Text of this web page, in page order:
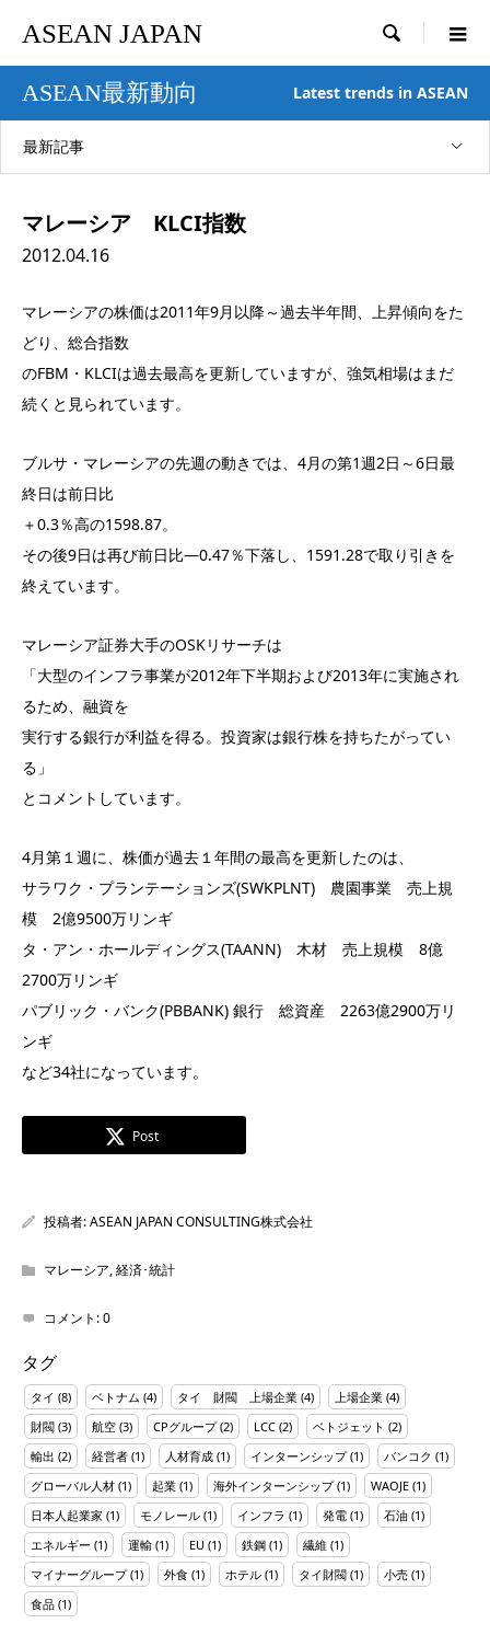
ASEAN JAPAN 
ASEAN最新動向 Latest trends in ASEAN
最新記事
マレーシア KLCI指数
2012.04.16
マレーシアの株価は2011年9月以降～過去半年間、上昇傾向をた
どり、総合指数
のFBM・KLCIは過去最高を更新していますが、強気相場はまだ
続くと見られています。
ブルサ・マレーシアの先週の動きでは、4月の第1週2日～6日最
終日は前日比
＋0.3％高の1598.87。
その後9日は再び前日比―0.47％下落し、1591.28で取り引きを
終えています。
マレーシア証券大手のOSKリサーチは
「大型のインフラ事業が2012年下半期および2013年に実施され
るため、融資を
実行する銀行が利益を得る。投資家は銀行株を持ちたがってい
る」
とコメントしています。
4月第１週に、株価が過去１年間の最高を更新したのは、
サラワク・プランテーションズ(SWKPLNT) 農園事業 売上規
模 2億9500万リンギ
タ・アン・ホールディングス(TAANN) 木材 売上規模 8億
2700万リンギ
パブリック・バンク(PBBANK) 銀行 総資産 2263億2900万リ
ンギ
など34社になっています。
Post
投稿者:ASEAN JAPAN CONSULTING株式会社
マレーシア,経済･統計
コメント:0
タグ
タイ (8) ベトナム (4) タイ 財閥 上場企業 (4) 上場企業 (4)
財閥 (3) 航空 (3) CPグループ(2) LCC (2) ベトジェット (2)
輸出 (2) 経営者 (1) 人材育成 (1) インターンシップ(1) バンコク (1)
グローバル人材 (1) 起業 (1) 海外インターンシップ(1) WAOJE (1)
日本人起業家 (1) モノレール (1) インフラ (1) 発電 (1) 石油 (1)
エネルギー (1) 運輸 (1) EU (1) 鉄鋼 (1) 繊維 (1)
マイナーグループ(1) 外食 (1) ホテル (1) タイ財閥 (1) 小売 (1)
食品 (1)